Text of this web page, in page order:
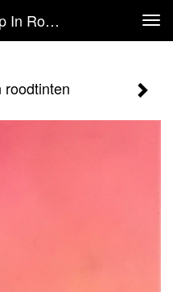
Sjane De Haan - Landschap In Roodtinten
roodtinten